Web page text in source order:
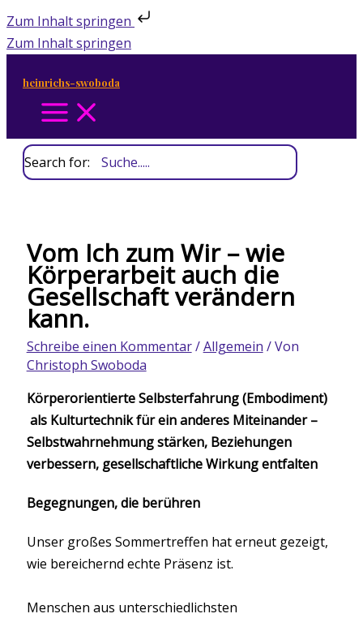
Zum Inhalt springen
Zum Inhalt springen
heinrichs-swoboda
Search for:
Vom Ich zum Wir – wie
Körperarbeit auch die
Gesellschaft verändern
kann.
Schreibe einen Kommentar/Allgemein / Von
Christoph Swoboda
Körperorientierte Selbsterfahrung (Embodiment)
als Kulturtechnik für ein anderes Miteinander –
Selbstwahrnehmung stärken, Beziehungen
verbessern, gesellschaftliche Wirkung entfalten
Begegnungen, die berühren
Unser großes Sommertreffen hat erneut gezeigt,
wie bereichernd echte Präsenz ist.
Menschen aus unterschiedlichsten